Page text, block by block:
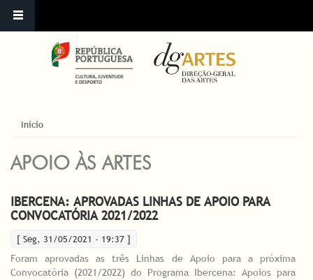
ESTÁ AQUI
Início
APOIO ÀS ARTES
IBERCENA: APROVADAS LINHAS DE APOIO PARA
CONVOCATÓRIA 2021/2022
[ Seg, 31/05/2021 - 19:37 ]
Foram aprovadas as três Linhas de Apoio para a próxima
Convocatória (2021/2022) do Programa Ibercena: Apoios para